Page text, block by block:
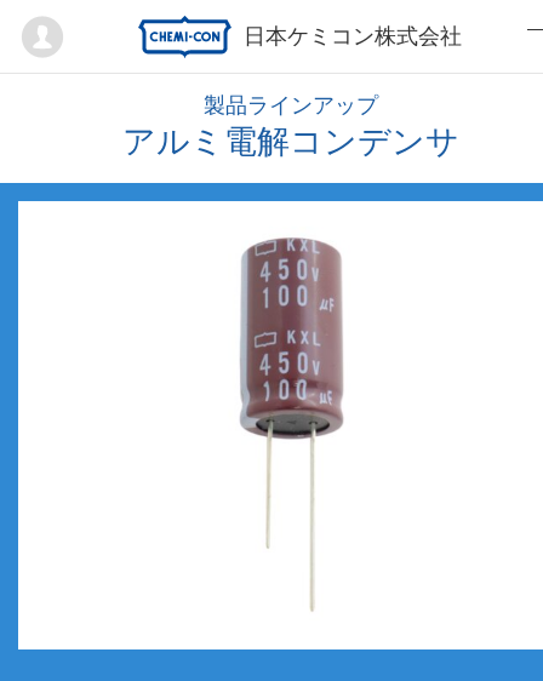
日本ケミコン株式会社
Mypage
製品ラインアップ
アルミ電解コンデンサ